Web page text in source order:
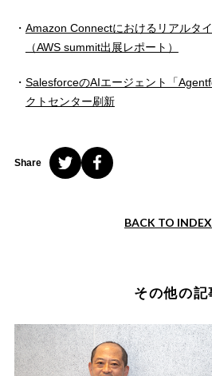
Amazon Connectにおけるリアルタ
（AWS summit出展レポート）
SalesforceのAIエージェント「
クトセンター刷新
Share
BACK TO INDEX
その他の記